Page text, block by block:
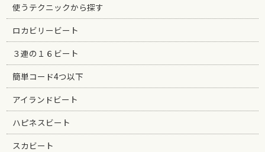
使うテクニックから探す
ロカビリービート
３連の１６ビート
簡単コード4つ以下
アイランドビート
ハピネスビート
スカビート